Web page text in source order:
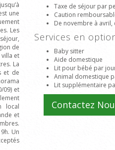
une
Les
de
et
La
et de
09) et
local
et
Un
Taxe de séjour par
Caution
De novembre à avril,
Services en
Baby sitter
Aide domestique
Lit pour bébé par
Animal domestique
Lit supplémentaire
Contactez